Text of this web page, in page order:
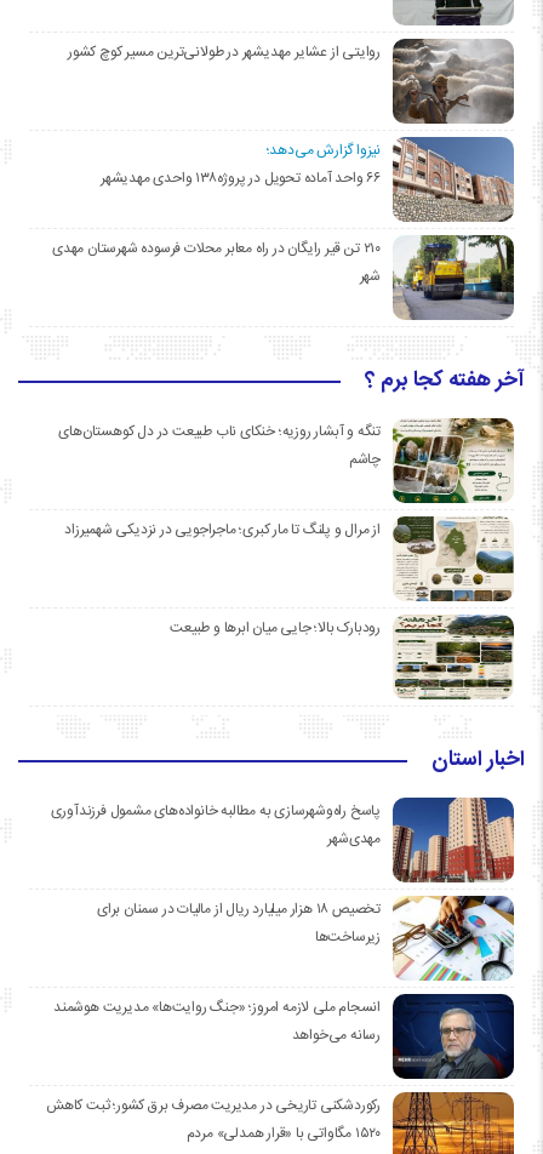
روایتی از عشایر مهدیشهر در طولانی‌ترین مسیر کوچ کشور
نیزوا گزارش می‌دهد؛
۶۶ واحد آماده تحویل در پروژه۱۳۸ واحدی مهدیشهر
۲۱۰ تن قیر رایگان در راه معابر محلات فرسوده شهرستان مهدی
شهر
آخر هفته کجا برم ؟
تنگه و آبشار روزیه؛ خنکای ناب طبیعت در دل کوهستان‌های
چاشم
از مرال و پلنگ تا مار کبری؛ ماجراجویی در نزدیکی شهمیرزاد
رودبارک بالا؛ جایی میان ابرها و طبیعت
اخبار استان
پاسخ راه‌وشهرسازی به مطالبه خانواده‌های مشمول فرزندآوری
مهدی‌شهر
تخصیص ۱۸ هزار میلیارد ریال از مالیات در سمنان برای
زیرساخت‌ها
انسجام ملی لازمه امروز؛ «جنگ روایت‌ها» مدیریت هوشمند
رسانه می‌خواهد
رکوردشکنی تاریخی در مدیریت مصرف برق کشور؛ ثبت کاهش
۱۵۲۰ مگاواتی با «قرار همدلی» مردم